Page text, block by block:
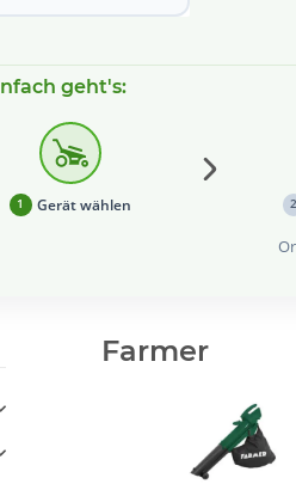
geht's:
1 Gerät wählen 2
Farmer